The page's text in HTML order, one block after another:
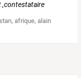
,contestataire
,afrique,alain